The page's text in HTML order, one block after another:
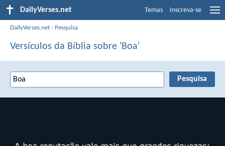
DailyVerses.net Temas Inscreva-se
DailyVerses.net › Pesquisa
Versículos da Bíblia sobre 'Boa'